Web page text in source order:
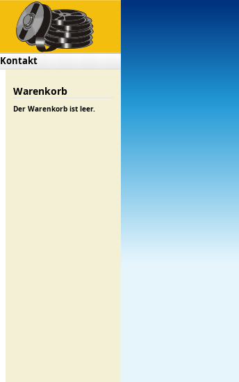
Kontakt
Warenkorb
Der Warenkorb ist leer.